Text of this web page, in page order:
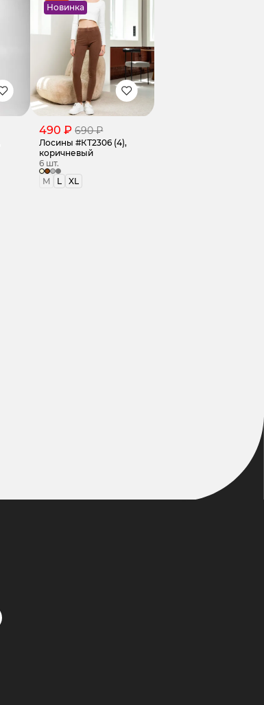
Новинка
490 ₽ 690 ₽
Лосины #КТ2306 (4),
коричневый
6 шт.
M
L XL